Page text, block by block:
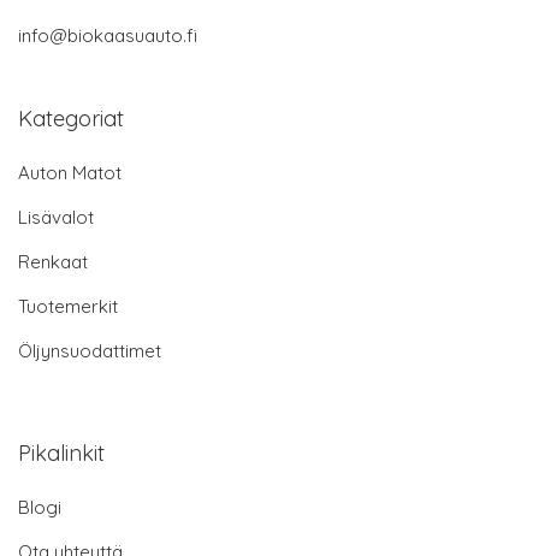
info@biokaasuauto.fi
Kategoriat
Auton Matot
Lisävalot
Renkaat
Tuotemerkit
Öljynsuodattimet
Pikalinkit
Blogi